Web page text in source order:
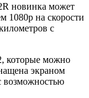
новинка может
1080p на скорости
с
которые можно
экраном
возможностью